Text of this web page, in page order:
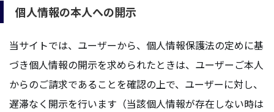
個人情報の本人への開示
当サイトでは、ユーザーから、個人情報保護法の定めに基
づき個人情報の開示を求められたときは、ユーザーご本人
からのご請求であることを確認の上で、ユーザーに対し、
遅滞なく開示を行います（当該個人情報が存在しない時は